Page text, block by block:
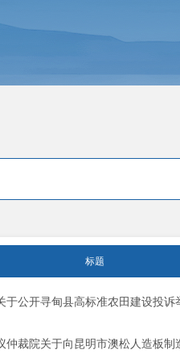
标题
于公开寻甸县高标准农田建设投诉
仲裁院关于向昆明市澳松人造板